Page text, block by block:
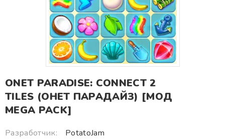
ONET PARADISE: CONNECT 2
TILES (ОНЕТ ПАРАДАЙЗ) [МОД
MEGA PACK]
Разработчик:
PotatoJam